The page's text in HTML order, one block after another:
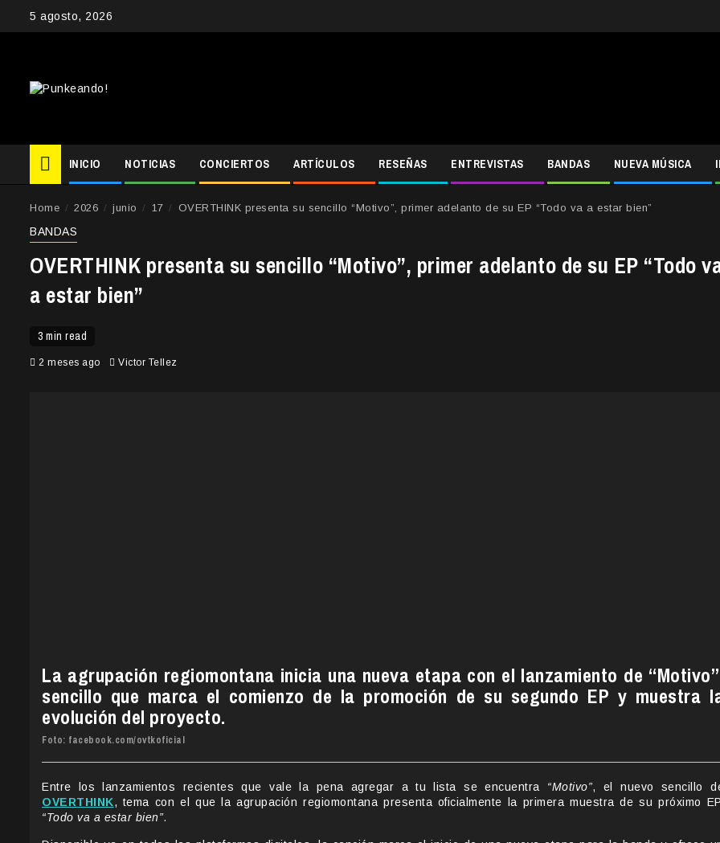
5 agosto, 2026
INICIO NOTICIAS CONCIERTOS ARTÍCULOS RESEÑAS ENTREVISTAS BANDAS NUEVA MÚSICA
Home 2026 junio 17 OVERTHINK presenta su sencillo “Motivo”, primer adelanto de su EP “Todo va a estar bien”
BANDAS
OVERTHINK presenta su sencillo “Motivo”, primer adelanto de su EP “Todo
a estar bien”
3 min read
2 meses ago Victor Tellez
La agrupación regiomontana inicia una nueva etapa con el lanzamiento de
sencillo que marca el comienzo de la promoción de su segundo EP y muestra
evolución del proyecto.
Foto: facebook.com/ovtkoficial
Entre los lanzamientos recientes que vale la pena agregar a tu lista se encuentra “Motivo”, el nuevo sencillo
OVERTHINK, tema con el que la agrupación regiomontana presenta oficialmente la primera muestra de su próximo
“Todo va a estar bien”.